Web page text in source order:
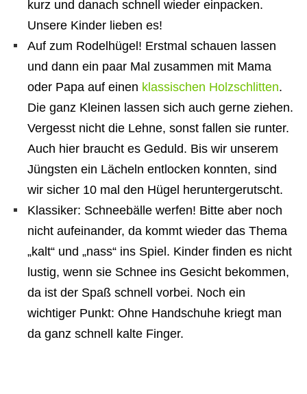
kurz und danach schnell wieder einpacken.
Unsere Kinder lieben es!
Auf zum Rodelhügel! Erstmal schauen lassen
und dann ein paar Mal zusammen mit Mama
oder Papa auf einen klassischen Holzschlitten.
Die ganz Kleinen lassen sich auch gerne ziehen.
Vergesst nicht die Lehne, sonst fallen sie runter.
Auch hier braucht es Geduld. Bis wir unserem
Jüngsten ein Lächeln entlocken konnten, sind
wir sicher 10 mal den Hügel heruntergerutscht.
Klassiker: Schneebälle werfen! Bitte aber noch
nicht aufeinander, da kommt wieder das Thema
„kalt“ und „nass“ ins Spiel. Kinder finden es nicht
lustig, wenn sie Schnee ins Gesicht bekommen,
da ist der Spaß schnell vorbei. Noch ein
wichtiger Punkt: Ohne Handschuhe kriegt man
da ganz schnell kalte Finger.